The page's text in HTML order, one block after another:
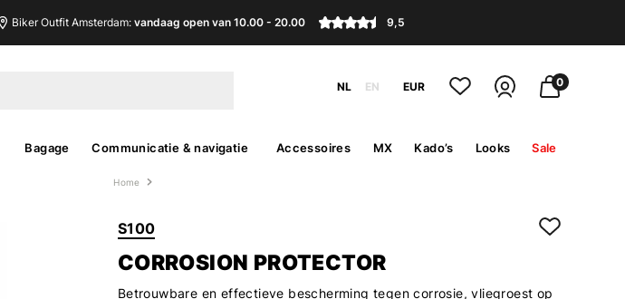
Biker Outfit Amsterdam: vandaag open van 10.00 - 20.00 9,5
NL EN EUR 0
Bagage Communicatie & navigatie Accessoires MX Kado’s Looks Sale
Home
S100
CORROSION PROTECTOR
Betrouwbare en effectieve bescherming tegen corrosie, vliegroest op